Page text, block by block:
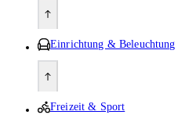
Einrichtung & Beleuchtung
Freizeit & Sport